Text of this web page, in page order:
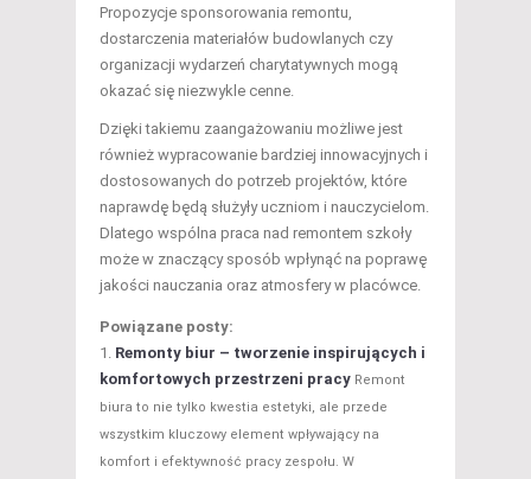
Propozycje sponsorowania remontu,
dostarczenia materiałów budowlanych czy
organizacji wydarzeń charytatywnych mogą
okazać się niezwykle cenne.
Dzięki takiemu zaangażowaniu możliwe jest
również wypracowanie bardziej innowacyjnych i
dostosowanych do potrzeb projektów, które
naprawdę będą służyły uczniom i nauczycielom.
Dlatego wspólna praca nad remontem szkoły
może w znaczący sposób wpłynąć na poprawę
jakości nauczania oraz atmosfery w placówce.
Powiązane posty:
Remonty biur – tworzenie inspirujących i
komfortowych przestrzeni pracy Remont
biura to nie tylko kwestia estetyki, ale przede
wszystkim kluczowy element wpływający na
komfort i efektywność pracy zespołu. W